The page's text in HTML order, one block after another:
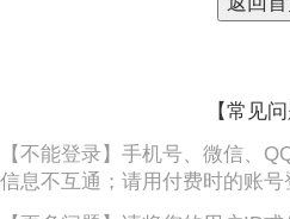
【常见问
【不能登录】手机号、微信、
信息不互通；请用付费时的账号